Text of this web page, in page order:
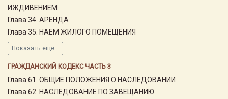
ИЖДИВЕНИЕМ
Глава 34. АРЕНДА
Глава 35. НАЕМ ЖИЛОГО ПОМЕЩЕНИЯ
Показать ещё...
ГРАЖДАНСКИЙ КОДЕКС ЧАСТЬ 3
Глава 61. ОБЩИЕ ПОЛОЖЕНИЯ О НАСЛЕДОВАНИИ
Глава 62. НАСЛЕДОВАНИЕ ПО ЗАВЕЩАНИЮ